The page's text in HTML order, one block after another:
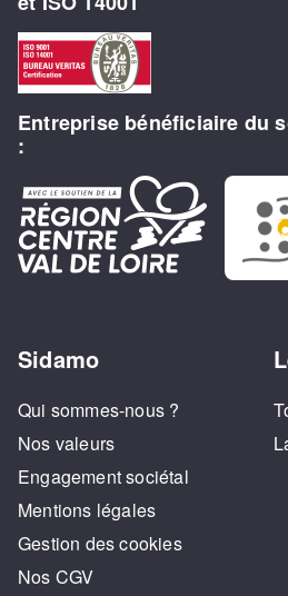
Entreprise bénéficiaire du
:
Sidamo
Qui sommes-nous ?
Nos valeurs
Engagement sociétal
Mentions légales
Gestion des cookies
Nos CGV